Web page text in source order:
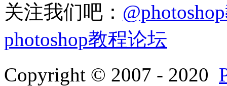
关注我们吧：
photoshop教程论坛
Copyright © 2007 - 2020